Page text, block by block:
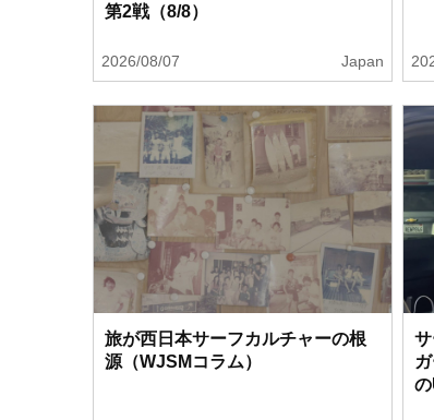
第2戦（8/8）
2026/08/07 Japan
旅が西日本サーフカルチャーの根
源（WJSMコラム）